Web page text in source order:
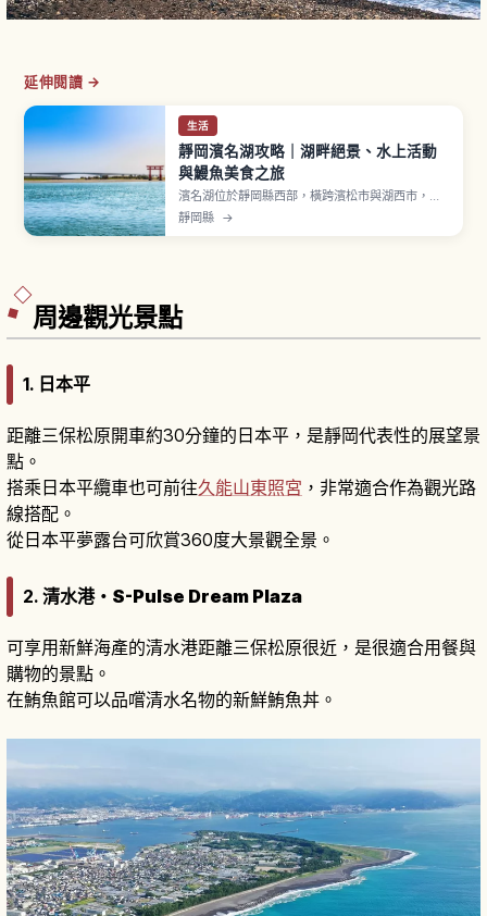
延伸閱讀 →
生活
靜岡濱名湖攻略｜湖畔絕景、水上活動
與鰻魚美食之旅
濱名湖位於靜岡縣西部，橫跨濱松市與湖西市，是
與海相連的汽水湖。湖泊周長約114公里，以鰻魚名
靜岡縣 →
周邊觀光景點
1. 日本平
距離三保松原開車約30分鐘的日本平，是靜岡代表性的展望景
點。
搭乘日本平纜車也可前往久能山東照宮 ，非常適合作為觀光路
線搭配。
從日本平夢露台可欣賞360度大景觀全景。
2. 清水港・S-Pulse Dream Plaza
可享用新鮮海產的清水港距離三保松原很近，是很適合用餐與
購物的景點。
在鮪魚館可以品嚐清水名物的新鮮鮪魚丼。